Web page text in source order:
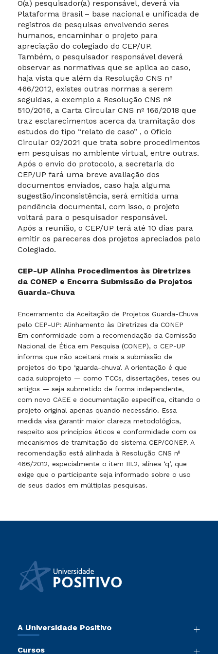
O(a) pesquisador(a) responsável, deverá via
Plataforma Brasil – base nacional e unificada de
registros de pesquisas envolvendo seres
humanos, encaminhar o projeto para
apreciação do colegiado do CEP/UP.
Também, o pesquisador responsável deverá
observar as normativas que se aplica ao caso,
haja vista que além da Resolução CNS nº
466/2012, existes outras normas a serem
seguidas, a exemplo a Resolução CNS nº
510/2016, a Carta Circular CNS nº 166/2018 que
traz esclarecimentos acerca da tramitação dos
estudos do tipo “relato de caso” , o Oficio
Circular 02/2021 que trata sobre procedimentos
em pesquisas no ambiente virtual, entre outras.
Após o envio do protocolo, a secretaria do
CEP/UP fará uma breve avaliação dos
documentos enviados, caso haja alguma
sugestão/inconsistência, será emitida uma
pendência documental, com isso, o projeto
voltará para o pesquisador responsável.
Após a reunião, o CEP/UP terá até 10 dias para
emitir os pareceres dos projetos apreciados pelo
Colegiado.
CEP-UP Alinha Procedimentos às Diretrizes
da CONEP e Encerra Submissão de Projetos
Guarda-Chuva
Encerramento da Aceitação de Projetos Guarda-Chuva
pelo CEP-UP: Alinhamento às Diretrizes da CONEP
Em conformidade com a recomendação da Comissão
Nacional de Ética em Pesquisa (CONEP), o CEP-UP
informa que não aceitará mais a submissão de
projetos do tipo ‘guarda-chuva’. A orientação é que
cada subprojeto — como TCCs, dissertações, teses ou
artigos — seja submetido de forma independente,
com novo CAEE e documentação específica, citando o
projeto original apenas quando necessário. Essa
medida visa garantir maior clareza metodológica,
respeito aos princípios éticos e conformidade com os
mecanismos de tramitação do sistema CEP/CONEP. A
recomendação está alinhada à Resolução CNS nº
466/2012, especialmente o item III.2, alínea ‘q’, que
exige que o participante seja informado sobre o uso
de seus dados em múltiplas pesquisas.
A Universidade Positivo
Cursos